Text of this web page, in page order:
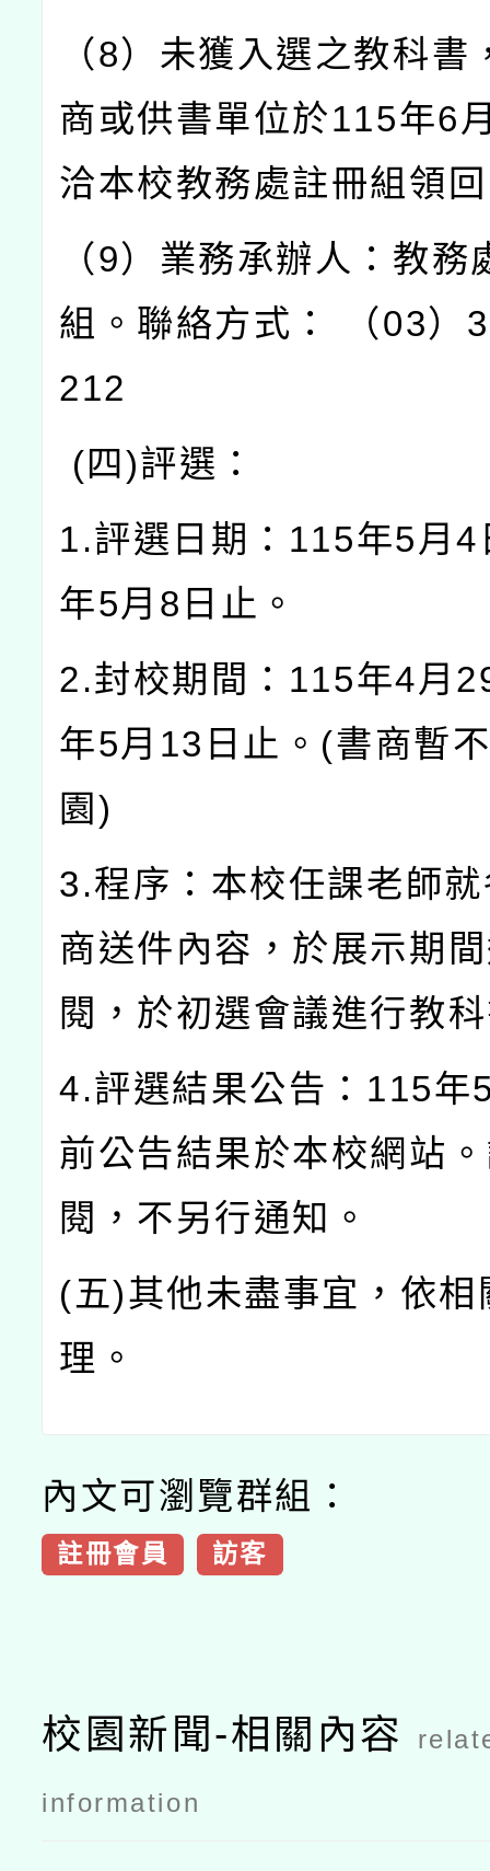
（8）未獲入選之教科書
商或供書單位於115年6
洽本校教務處註冊組領
（9）業務承辦人：教務
組。聯絡方式： （03）
212
(四)評選：
1.評選日期：115年5月
年5月8日止。
2.封校期間：115年4月
年5月13日止。(書商暫
園)
3.程序：本校任課老師
商送件內容，於展示期
閱，於初選會議進行教
4.評選結果公告：115年
前公告結果於本校網站
閱，不另行通知。
(五)其他未盡事宜，依相
理。
內文可瀏覽群組：
註冊會員 訪客
校園新聞-相關內容
information